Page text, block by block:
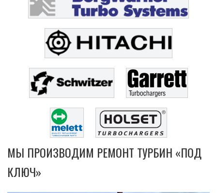
МЫ ПРОИЗВОДИМ РЕМОНТ ТУРБИН «ПОД
КЛЮЧ»